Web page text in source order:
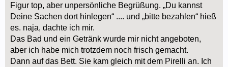
Figur top, aber unpersönliche Begrüßung. „Du kannst
Deine Sachen dort hinlegen“ .... und „bitte bezahlen“ hieß
es. naja, dachte ich mir.
Das Bad und ein Getränk wurde mir nicht angeboten,
aber ich habe mich trotzdem noch frisch gemacht.
Dann auf das Bett. Sie kam gleich mit dem Pirelli an. Ich